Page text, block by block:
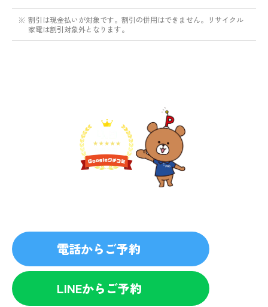
※ 割引は現金払いが対象です。割引の併用はできません。リサイクル
家電は割引対象外となります。
電話からご予約
LINEからご予約